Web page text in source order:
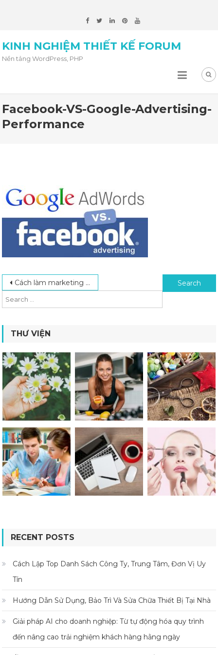
KINH NGHIỆM THIẾT KẾ FORUM
Nền tảng WordPress, PHP
Facebook-VS-Google-Advertising-
Performance
Post navigation
Cách làm marketing online hiệu quả Search for:
THƯ VIỆN
RECENT POSTS
Cách Lập Top Danh Sách Công Ty, Trung Tâm, Đơn Vị Uy
Tín
Hướng Dẫn Sử Dụng, Bảo Trì Và Sửa Chữa Thiết Bị Tại Nhà
Giải pháp AI cho doanh nghiệp: Từ tự động hóa quy trình
đến nâng cao trải nghiệm khách hàng hằng ngày